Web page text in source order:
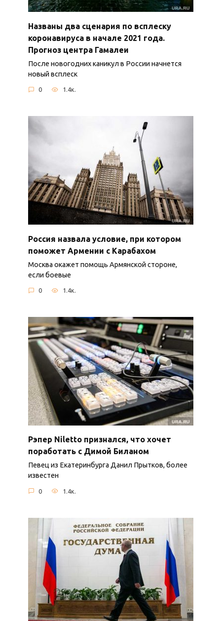
Названы два сценария по всплеску
коронавируса в начале 2021 года.
Прогноз центра Гамалеи
После новогодних каникул в России начнется
новый всплеск
0 1.4к.
Россия назвала условие, при котором
поможет Армении с Карабахом
Москва окажет помощь Армянской стороне,
если боевые
0 1.4к.
Рэпер Niletto признался, что хочет
поработать с Димой Биланом
Певец из Екатеринбурга Данил Прытков, более
известен
0 1.4к.